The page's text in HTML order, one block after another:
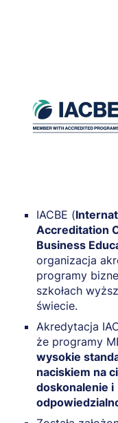
IACBE (
Accreditation
Business
organizacja
programy
szkołach
świecie.
Akredytacja
że programy
wysokie
naciskiem na
doskonalenie i